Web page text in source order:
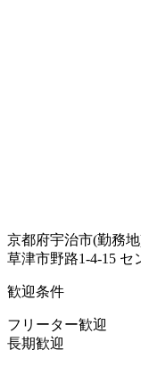
京都府宇治市(勤務
草津市野路1-4-15 セ
歓迎条件
フリーター歓迎
長期歓迎